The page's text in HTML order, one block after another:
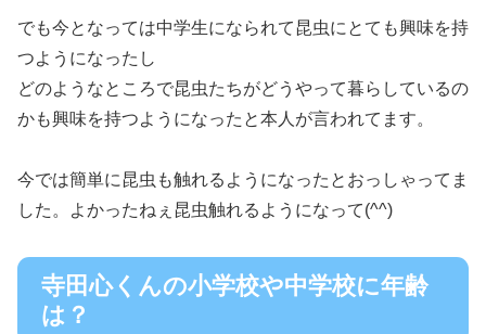
でも今となっては中学生になられて昆虫にとても興味を持
つようになったし
どのようなところで昆虫たちがどうやって暮らしているの
かも興味を持つようになったと本人が言われてます。
今では簡単に昆虫も触れるようになったとおっしゃってま
した。よかったねぇ昆虫触れるようになって(^^)
寺田心くんの小学校や中学校に年齢
は？